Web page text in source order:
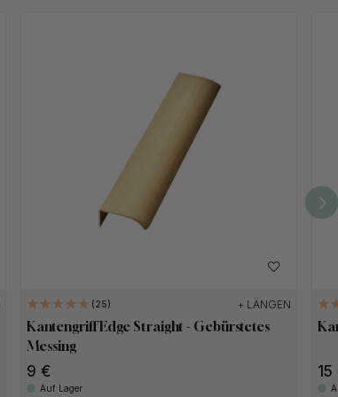
25 + LÄNGEN
Kantengriff Edge Straight - Gebürstetes
Messing
9
Auf Lager
15